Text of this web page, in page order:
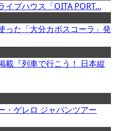
イブハウス「OITA PORT...
った「大分カボスコーラ」発
載『列車で行こう！ 日本縦
・ゲレロ ジャパンツアー